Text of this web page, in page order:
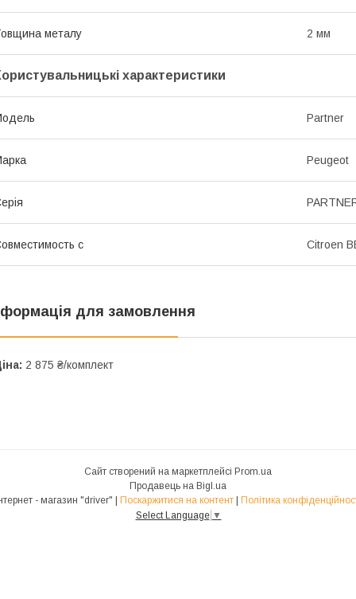
металу 2 мм
характеристики
Partner
Peugeot
с Citroen
для замовлення
2 875 ₴/комплект
Сайт створений на маркетплейсі Prom.ua
Продавець на Bigl.ua
Поскаржитися на контент
Політика
Select Language ▼